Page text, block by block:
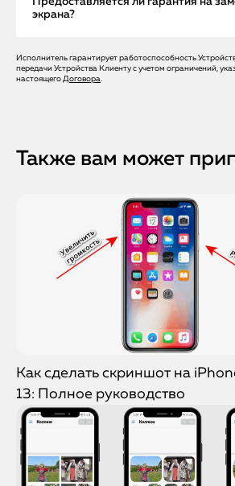
обеспечивает полное восстановление
экрана?
Все работы сопровождаются
Apple Help, включая замену стекла и
Исполнитель гарантирует работоспособность
передачи Устройства Клиенту с учетом ограничений,
настоящего Договора.
Также вам может
Как сделать скриншот на
13: Полное руководство